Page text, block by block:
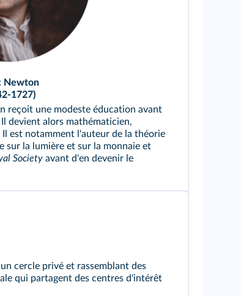
Newton
1727)
reçoit une modeste éducation avant
devient alors mathématicien,
est notamment l'auteur de la théorie
sur la lumière et sur la monnaie et
Society avant d'en devenir le
cercle privé et rassemblant des
qui partagent des centres d'intérêt